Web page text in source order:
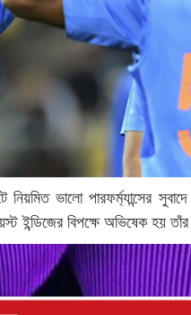
ভালো পারফর্ম্যান্সের
ইন্ডিজের বিপক্ষে অভিষেক হয়